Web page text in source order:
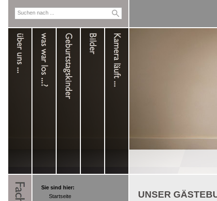
Sie sind hier:
Startseite
UNSER